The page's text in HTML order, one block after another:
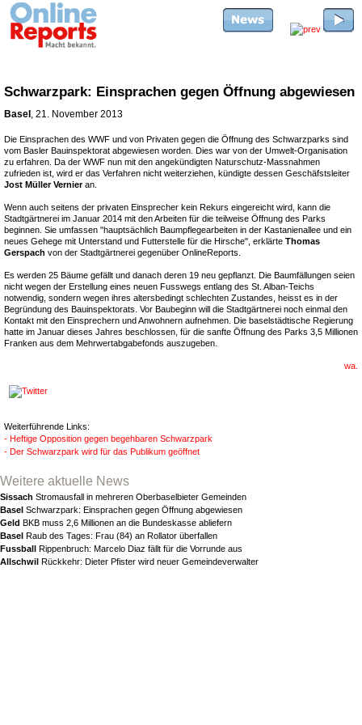
Schwarzpark: Einsprachen gegen Öffnung abgewiesen
Basel , 21. November 2013
Die Einsprachen des WWF und von Privaten gegen die Öffnung des Schwarzparks sind
vom Basler Bauinspektorat abgewiesen worden. Dies war von der Umwelt-Organisation
zu erfahren. Da der WWF nun mit den angekündigten Naturschutz-Massnahmen
zufrieden ist, wird er das Verfahren nicht weiterziehen, kündigte dessen Geschäfstsleiter
Jost Müller Vernieran.
Wenn auch seitens der privaten Einsprecher kein Rekurs eingereicht wird, kann die
Stadtgärtnerei im Januar 2014 mit den Arbeiten für die teilweise Öffnung des Parks
beginnen. Sie umfassen "hauptsächlich Baumpflegearbeiten in der Kastanienallee und ein
neues Gehege mit Unterstand und Futterstelle für die Hirsche", erklärte Thomas
Gerspach von der Stadtgärtnerei gegenüber OnlineReports.
Es werden 25 Bäume gefällt und danach deren 19 neu gepflanzt. Die Baumfällungen seien
nicht wegen der Erstellung eines neuen Fusswegs entlang des St. Alban-Teichs
notwendig, sondern wegen ihres altersbedingt schlechten Zustandes, heisst es in der
Begründung des Bauinspektorats. Vor Baubeginn will die Stadtgärtnerei noch einmal den
Kontakt mit den Einsprechern und Anwohnern aufnehmen. Die baselstädtische Regierung
hatte im Januar dieses Jahres beschlossen, für die sanfte Öffnung des Parks 3,5 Millionen
Franken aus dem Mehrwertabgabefonds auszugeben.
wa.
Weiterführende Links:
- Heftige Opposition gegen begehbaren Schwarzpark
- Der Schwarzpark wird für das Publikum geöffnet
Weitere aktuelle News
Sissach Stromausfall in mehreren Oberbaselbieter Gemeinden
Basel Schwarzpark: Einsprachen gegen Öffnung abgewiesen
Geld BKB muss 2,6 Millionen an die Bundeskasse abliefern
Basel Raub des Tages: Frau (84) an Rollator überfallen
Fussball Rippenbruch: Marcelo Diaz fällt für die Vorrunde aus
Allschwil Rückkehr: Dieter Pfister wird neuer Gemeindeverwalter